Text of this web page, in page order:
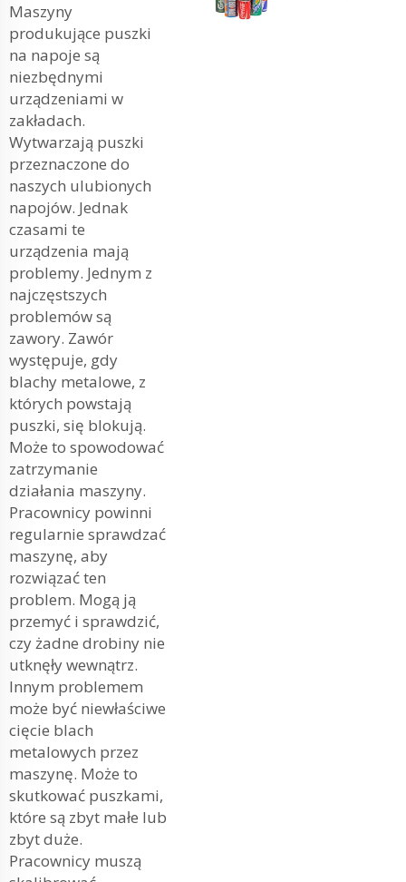
Maszyny
produkujące puszki
na napoje są
niezbędnymi
urządzeniami w
zakładach.
Wytwarzają puszki
przeznaczone do
naszych ulubionych
napojów. Jednak
czasami te
urządzenia mają
problemy. Jednym z
najczęstszych
problemów są
zawory. Zawór
występuje, gdy
blachy metalowe, z
których powstają
puszki, się blokują.
Może to spowodować
zatrzymanie
działania maszyny.
Pracownicy powinni
regularnie sprawdzać
maszynę, aby
rozwiązać ten
problem. Mogą ją
przemyć i sprawdzić,
czy żadne drobiny nie
utknęły wewnątrz.
Innym problemem
może być niewłaściwe
cięcie blach
metalowych przez
maszynę. Może to
skutkować puszkami,
które są zbyt małe lub
zbyt duże.
Pracownicy muszą